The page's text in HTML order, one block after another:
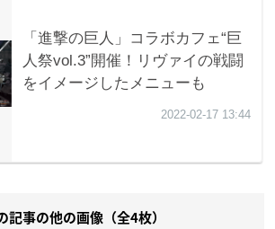
記事の他の画像（全4枚）